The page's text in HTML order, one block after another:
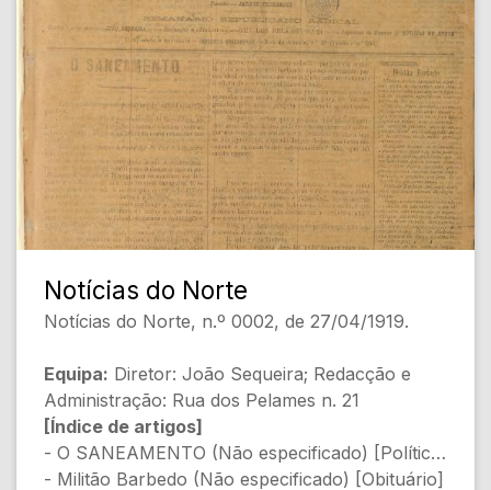
- PROGRAMA DAS FESTIVIDADES (Não
especificado) [Roteiro da visita oficial do
Ministro das Obras Públicas]
[Conteúdo Gerado por Inteligência Artificial,
pode conter erros]
Notícias do Norte
Notícias do Norte, n.º 0002, de 27/04/1919.
Equipa: Diretor: João Sequeira; Redacção e
Administração: Rua dos Pelames n. 21
[Índice de artigos]
- O SANEAMENTO (Não especificado) [Política]
- Militão Barbedo (Não especificado) [Obituário]